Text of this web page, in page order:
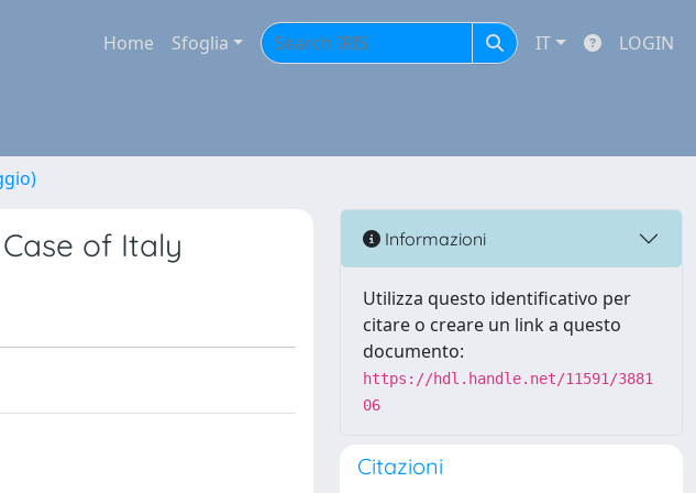
Home Sfoglia IT LOGIN
of Italy Informazioni
Utilizza questo identificativo per
citare o creare un link a questo
documento:
https://hdl.handle.net/11591/3881
06
Citazioni